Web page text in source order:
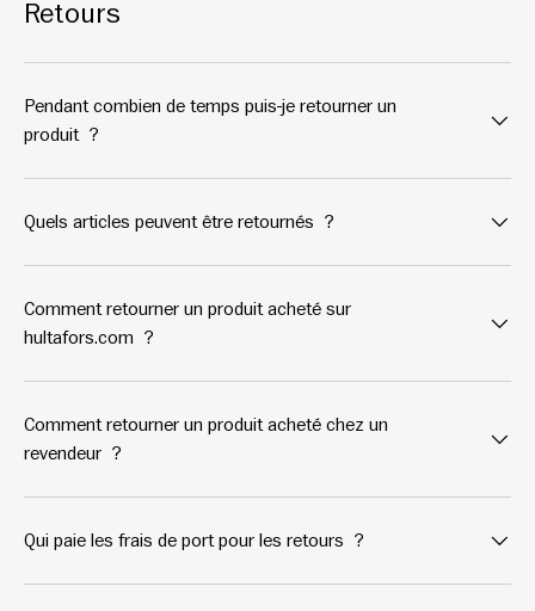
Retours
Pendant combien de temps puis-je retourner un
produit ?
Quels articles peuvent être retournés ?
Comment retourner un produit acheté sur
hultafors.com ?
Comment retourner un produit acheté chez un
revendeur ?
Qui paie les frais de port pour les retours ?